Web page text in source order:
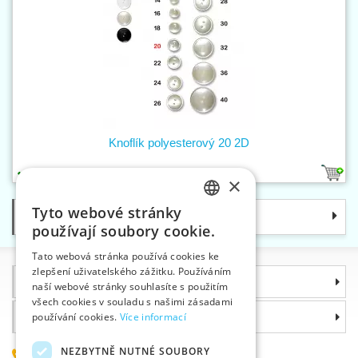
Knoflík polyesterový 20 2D
Kategorie
Informace
Proč si zvolit právě nás
ENGLISH
GERMAN
×
Tyto webové stránky
používají soubory cookie.
Tato webová stránka používá cookies ke
zlepšení uživatelského zážitku. Používáním
naší webové stránky souhlasíte s použitím
všech cookies v souladu s našimi zásadami
používání cookies. Více informací
NEZBYTNĚ NUTNÉ SOUBORY